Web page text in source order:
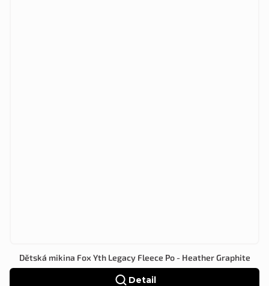
Dětská mikina Fox Yth Legacy Fleece Po - Heather Graphite
Detail